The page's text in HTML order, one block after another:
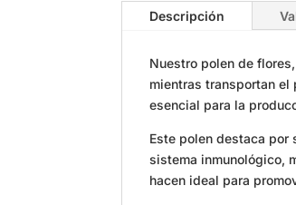
Descripción
Nuestro polen de
mientras transportan el
esencial para la
Este polen destaca
sistema inmunológico,
hacen ideal para